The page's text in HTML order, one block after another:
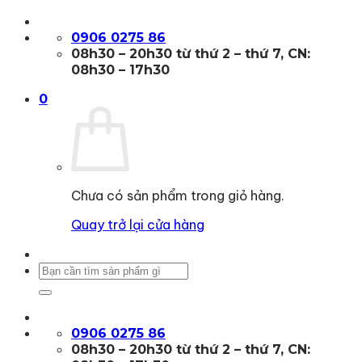
qua
0906 0275 86
08h30 – 20h30 từ thứ 2 – thứ 7, CN:
08h30 – 17h30
0
Chưa có sản phẩm trong giỏ hàng.
Quay trở lại cửa hàng
Tìm
0906 0275 86
08h30 – 20h30 từ thứ 2 – thứ 7, CN: